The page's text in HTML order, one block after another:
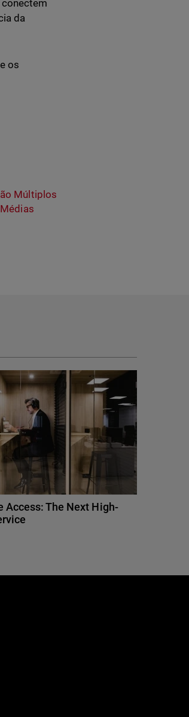
da
os
Múltiplos
Médias
Access: The Next High-